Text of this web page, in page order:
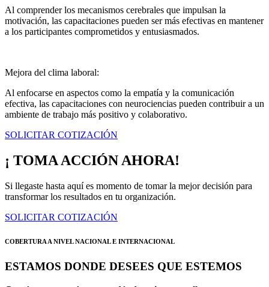
Al comprender los mecanismos cerebrales que impulsan la
motivación, las capacitaciones pueden ser más efectivas en mantener
a los participantes comprometidos y entusiasmados.
Mejora del clima laboral:
Al enfocarse en aspectos como la empatía y la comunicación
efectiva, las capacitaciones con neurociencias pueden contribuir a un
ambiente de trabajo más positivo y colaborativo.
SOLICITAR COTIZACIÓN
¡ TOMA ACCIÓN AHORA!
Si llegaste hasta aquí es momento de tomar la mejor decisión para
transformar los resultados en tu organización.
SOLICITAR COTIZACIÓN
COBERTURA A NIVEL NACIONAL E INTERNACIONAL
ESTAMOS DONDE DESEES QUE ESTEMOS